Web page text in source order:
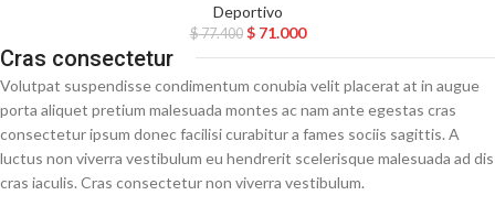
Deportivo
$77.400 $71.000
Cras consectetur
Volutpat suspendisse condimentum conubia velit placerat at in augue
porta aliquet pretium malesuada montes ac nam ante egestas cras
consectetur ipsum donec facilisi curabitur a fames sociis sagittis. A
luctus non viverra vestibulum eu hendrerit scelerisque malesuada ad dis
cras iaculis. Cras consectetur non viverra vestibulum.